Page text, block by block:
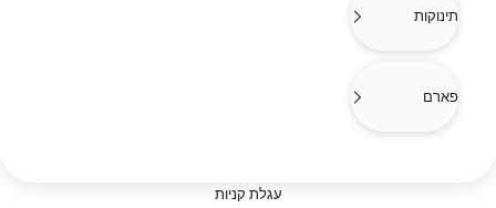
תינוקות
פארם
עגלת קניות